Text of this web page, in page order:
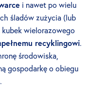
i nawet po wielu
śladów zużycia (lub
wielorazowego
pełnemu recyklingowi.
środowiska,
gospodarkę o obiegu